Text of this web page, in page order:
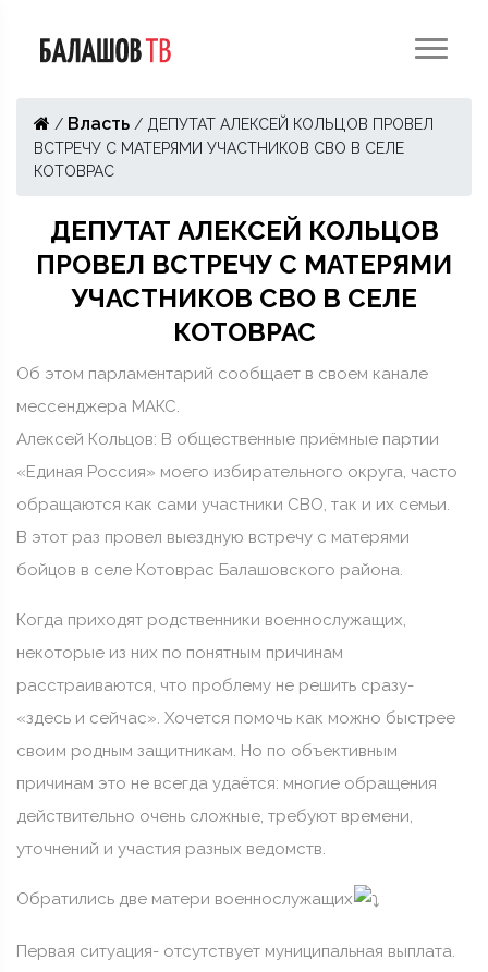
/ Власть / ДЕПУТАТ АЛЕКСЕЙ КОЛЬЦОВ ПРОВЕЛ
ВСТРЕЧУ С МАТЕРЯМИ УЧАСТНИКОВ СВО В СЕЛЕ
КОТОВРАС
ДЕПУТАТ АЛЕКСЕЙ КОЛЬЦОВ
ПРОВЕЛ ВСТРЕЧУ С МАТЕРЯМИ
УЧАСТНИКОВ СВО В СЕЛЕ
КОТОВРАС
Об этом парламентарий сообщает в своем канале
мессенджера МАКС.
Алексей Кольцов: В общественные приёмные партии
«Единая Россия» моего избирательного округа, часто
обращаются как сами участники СВО, так и их семьи.
В этот раз провел выездную встречу с матерями
бойцов в селе Котоврас Балашовского района.
Когда приходят родственники военнослужащих,
некоторые из них по понятным причинам
расстраиваются, что проблему не решить сразу-
«здесь и сейчас». Хочется помочь как можно быстрее
своим родным защитникам. Но по объективным
причинам это не всегда удаётся: многие обращения
действительно очень сложные, требуют времени,
уточнений и участия разных ведомств.
Обратились две матери военнослужащих
Первая ситуация- отсутствует муниципальная выплата.